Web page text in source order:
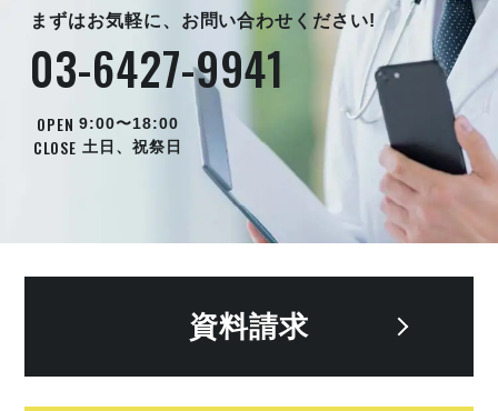
まずはお気軽に、お問い合わせください!
03-6427-9941
OPEN 9:00〜18:00
CLOSE 土日、祝祭日
資料請求